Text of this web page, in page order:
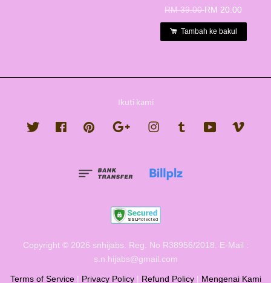
RM 39.00RM 20.00
Tambah ke bakul
Ikuti kami
Twitter FacebookPinterest Google InstagramTumblr YouTube
Copyright © 2026 snhijabs. Reg. No R38956/2018. E-Mail :
s.n.hijabs@gmail.com
Terms of Service| Privacy Policy| Refund Policy| Mengenai Kami